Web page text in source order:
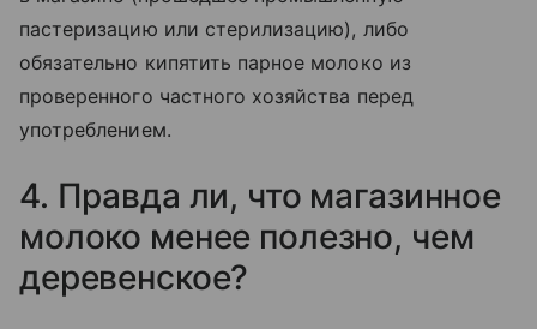
пастеризацию или стерилизацию), либо
обязательно кипятить парное молоко из
проверенного частного хозяйства перед
употреблением.
4. Правда ли, что магазинное
молоко менее полезно, чем
деревенское?